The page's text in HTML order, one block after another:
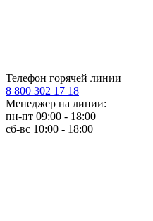
Телефон горячей линии
8 800 302 17 18
Менеджер на линии:
пн-пт 09:00 - 18:00
сб-вс 10:00 - 18:00